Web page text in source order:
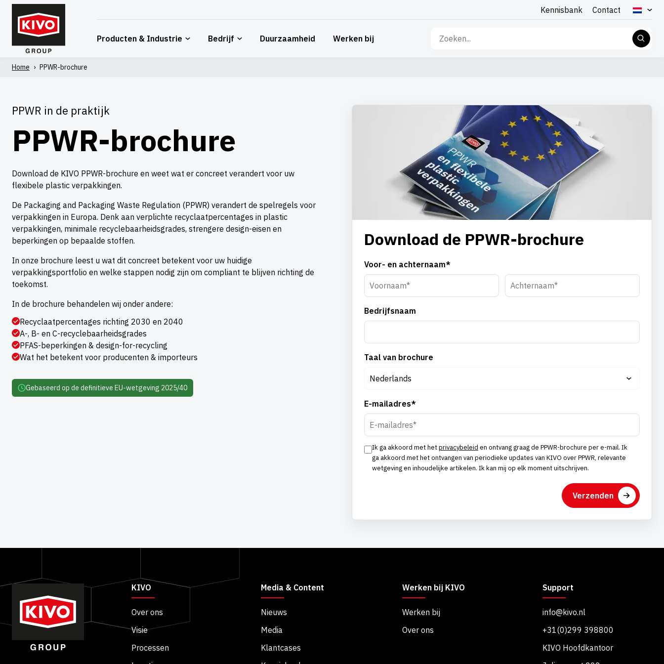
Overslaan
inhoud
Kennisbank Contact
Producten & Industrie Bedrijf Duurzaamheid Werken bij
Zoeken
Home › PPWR-brochure
PPWR in de praktijk
PPWR-brochure
Download de KIVO PPWR-brochure en weet wat er concreet verandert voor uw
flexibele plastic verpakkingen.
De Packaging and Packaging Waste Regulation (PPWR) verandert de spelregels voor
verpakkingen in Europa. Denk aan verplichte recyclaatpercentages in plastic
verpakkingen, minimale recyclebaarheidsgrades, strengere design-eisen en
beperkingen op bepaalde stoffen.
In onze brochure leest u wat dit concreet betekent voor uw huidige
verpakkingsportfolio en welke stappen nodig zijn om compliant te blijven richting de
toekomst.
In de brochure behandelen wij onder andere:
Recyclaatpercentages richting 2030 en 2040
A-, B- en C-recyclebaarheidsgrades
PFAS-beperkingen & design-for-recycling
Wat het betekent voor producenten & importeurs
Gebaseerd op de definitieve EU-wetgeving 2025/40
Download de PPWR-brochure
Voor- en achternaam*
Bedrijfsnaam
Taal van brochure
E-mailadres*
Instemming
Ik ga akkoord met hetprivacybeleid en ontvang graag de PPWR-brochure per e-mail. Ik
ga akkoord met het ontvangen van periodieke updates van KIVO over PPWR, relevante
wetgeving en inhoudelijke artikelen. Ik kan mij op elk moment uitschrijven.
KIVO
Over ons
Visie
Processen
Media & Content
Nieuws
Media
Klantcases
Werken bij KIVO
Werken bij
Over ons
Support
info@kivo.nl
+31(0)299 398800
KIVO Hoofdkantoor